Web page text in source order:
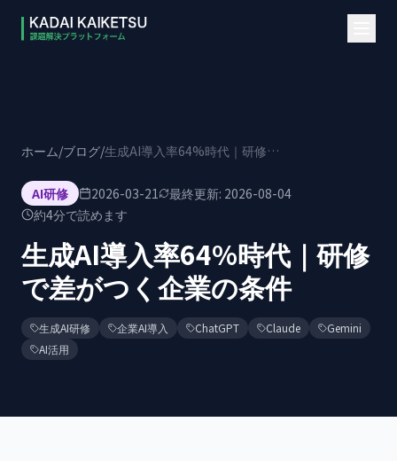
ホーム/ブログ/ 生成AI導入率64%時代｜研修で差がつく企業の条件
AI研修 2026-03-21 最終更新: 2026-08-04
約4分で読めます
生成AI導入率64%時代｜研修
で差がつく企業の条件
生成AI研修 企業AI導入 ChatGPT Claude
Gemini
AI活用